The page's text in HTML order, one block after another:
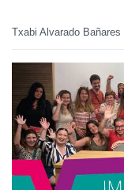
Txabi Alvarado Bañares